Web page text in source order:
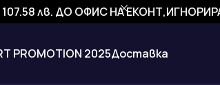
лв. ДО ОФИС НА
PROMOTION 2025Доставка